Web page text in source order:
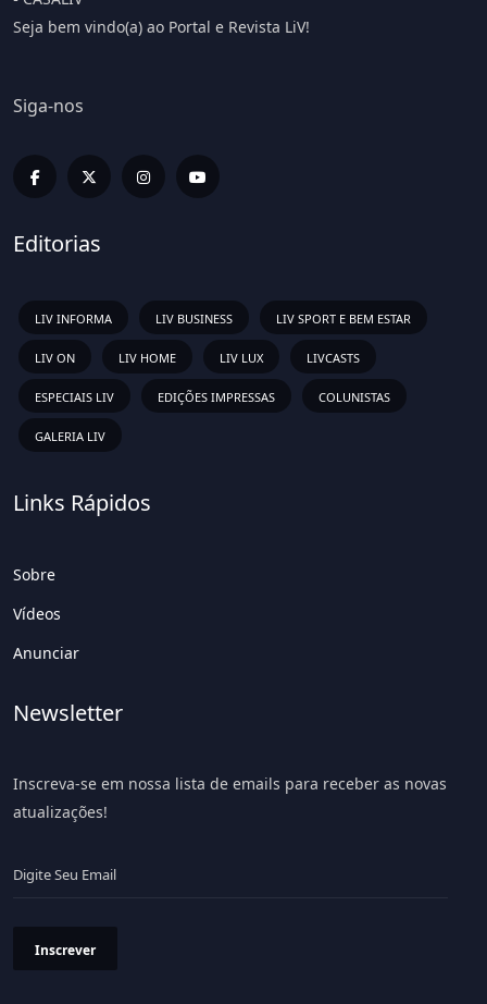
Seja bem vindo(a) ao Portal e Revista LiV!
Siga-nos
Editorias
LIV INFORMA LIV BUSINESS LIV SPORT E BEM ESTAR
LIV ON LIV HOME LIV LUX LIVCASTS
ESPECIAIS LIV EDIÇÕES IMPRESSAS COLUNISTAS
GALERIA LIV
Links Rápidos
Sobre
Vídeos
Anunciar
Newsletter
Inscreva-se em nossa lista de emails para receber as novas
atualizações!
Inscrever